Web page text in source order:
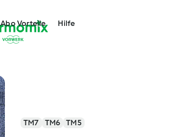
Abo Vorteile Hilfe
TM7 TM6 TM5